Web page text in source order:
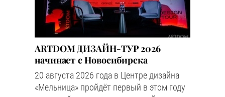
ARTDOM ДИЗАЙН-ТУР 2026
начинает с Новосибирска
20 августа 2026 года в Центре дизайна
«Мельница» пройдёт первый в этом году